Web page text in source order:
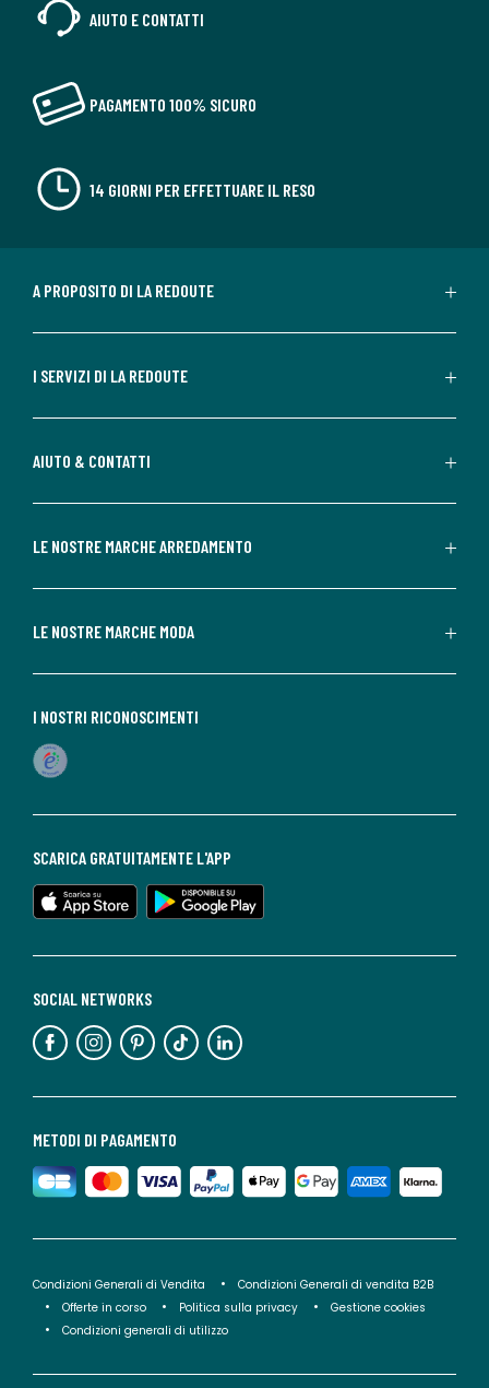
AIUTO E CONTATTI
PAGAMENTO 100% SICURO
14 GIORNI PER EFFETTUARE IL RESO
A PROPOSITO DI LA REDOUTE
I SERVIZI DI LA REDOUTE
AIUTO & CONTATTI
LE NOSTRE MARCHE ARREDAMENTO
LE NOSTRE MARCHE MODA
METODI DI PAGAMENTO
SOCIAL NETWORKS
SCARICA GRATUITAMENTE L'APP
I NOSTRI RICONOSCIMENTI
Condizioni Generali di Vendita
Condizioni Generali di vendita B2B
Offerte in corso
Politica sulla privacy
Gestione cookies
Condizioni generali di utilizzo